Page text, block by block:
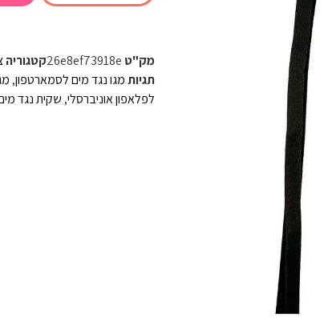
מק"ט 26e8ef73918eקטגוריה
תגיותמגו נגד מים לסמארטפון,
לפלאפון אוניברסלי, שקית נגד